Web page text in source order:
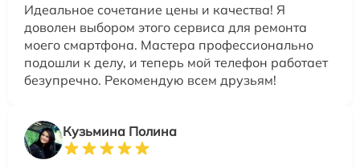
Идеальное сочетание цены и качества! Я
доволен выбором этого сервиса для ремонта
моего смартфона. Мастера профессионально
подошли к делу, и теперь мой телефон работает
безупречно. Рекомендую всем друзьям!
Кузьмина Полина